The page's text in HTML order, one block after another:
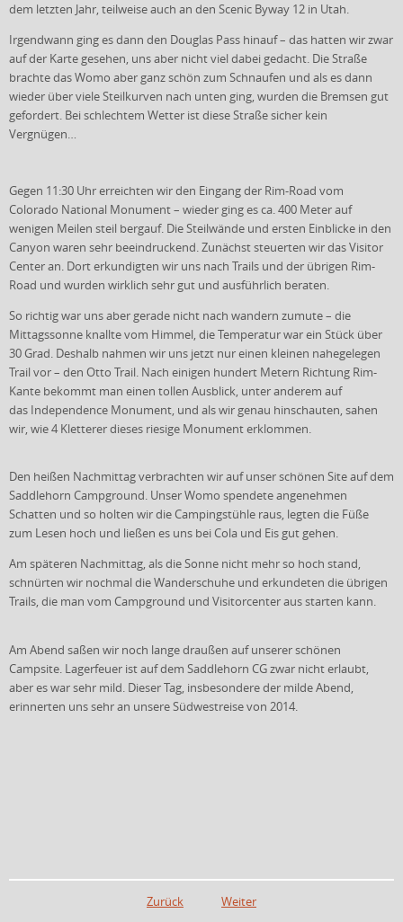
dem letzten Jahr, teilweise auch an den Scenic Byway 12 in Utah.
Irgendwann ging es dann den Douglas Pass hinauf – das hatten wir zwar
auf der Karte gesehen, uns aber nicht viel dabei gedacht. Die Straße
brachte das Womo aber ganz schön zum Schnaufen und als es dann
wieder über viele Steilkurven nach unten ging, wurden die Bremsen gut
gefordert. Bei schlechtem Wetter ist diese Straße sicher kein
Vergnügen…
Gegen 11:30 Uhr erreichten wir den Eingang der Rim-Road vom
Colorado National Monument – wieder ging es ca. 400 Meter auf
wenigen Meilen steil bergauf. Die Steilwände und ersten Einblicke in den
Canyon waren sehr beeindruckend. Zunächst steuerten wir das Visitor
Center an. Dort erkundigten wir uns nach Trails und der übrigen Rim-
Road und wurden wirklich sehr gut und ausführlich beraten.
So richtig war uns aber gerade nicht nach wandern zumute – die
Mittagssonne knallte vom Himmel, die Temperatur war ein Stück über
30 Grad. Deshalb nahmen wir uns jetzt nur einen kleinen nahegelegen
Trail vor – den Otto Trail. Nach einigen hundert Metern Richtung Rim-
Kante bekommt man einen tollen Ausblick, unter anderem auf
das Independence Monument, und als wir genau hinschauten, sahen
wir, wie 4 Kletterer dieses riesige Monument erklommen.
Den heißen Nachmittag verbrachten wir auf unser schönen Site auf dem
Saddlehorn Campground. Unser Womo spendete angenehmen
Schatten und so holten wir die Campingstühle raus, legten die Füße
zum Lesen hoch und ließen es uns bei Cola und Eis gut gehen.
Am späteren Nachmittag, als die Sonne nicht mehr so hoch stand,
schnürten wir nochmal die Wanderschuhe und erkundeten die übrigen
Trails, die man vom Campground und Visitorcenter aus starten kann.
Am Abend saßen wir noch lange draußen auf unserer schönen
Campsite. Lagerfeuer ist auf dem Saddlehorn CG zwar nicht erlaubt,
aber es war sehr mild. Dieser Tag, insbesondere der milde Abend,
erinnerten uns sehr an unsere Südwestreise von 2014.
Zurück Weiter